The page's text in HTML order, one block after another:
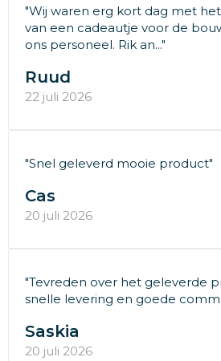
"Wij waren erg kort dag met
van een cadeautje voor de
ons personeel. Rik an..."
Ruud
22 juli 2026
"Snel geleverd mooie product"
Cas
20 juli 2026
"Tevreden over het geleverde
snelle levering en goede
Saskia
20 juli 2026